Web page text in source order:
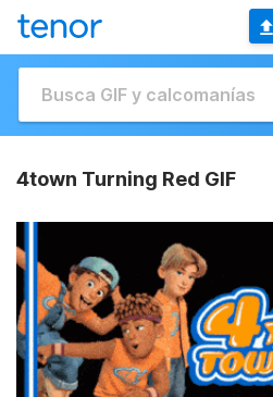
4town Turning Red GIF